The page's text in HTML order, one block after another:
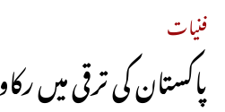
فنیات
پاکستان کی ترقی میں